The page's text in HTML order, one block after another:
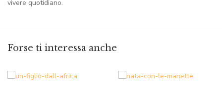
vivere quotidiano.
Forse ti interessa anche